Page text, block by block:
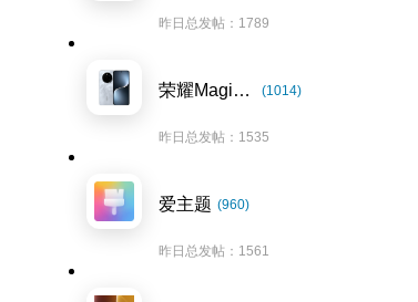
昨日总发帖：1789
荣耀Magic7系列 (1014)
昨日总发帖：1535
爱主题 (960)
昨日总发帖：1561